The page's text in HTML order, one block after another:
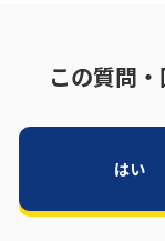
この質問
はい